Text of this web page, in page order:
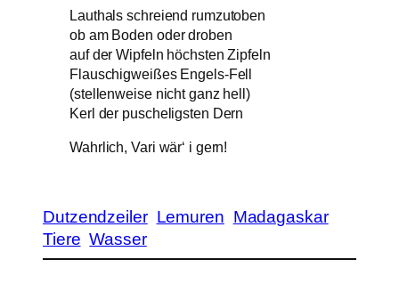
Lauthals schreiend rumzutoben
ob am Boden oder droben
auf der Wipfeln höchsten Zipfeln
Flauschigweißes Engels-Fell
(stellenweise nicht ganz hell)
Kerl der puscheligsten Dern
Wahrlich, Vari wär‘ i gern!
Dutzendzeiler Lemuren Madagaskar
Tiere Wasser